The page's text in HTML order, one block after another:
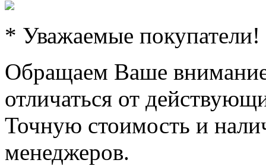
* Уважаемые покупатели!
Обращаем Ваше
отличаться от
Точную стоимость и
менеджеров.